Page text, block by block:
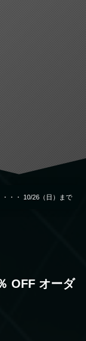
・・ 10/26（日）まで
OFF オーダ